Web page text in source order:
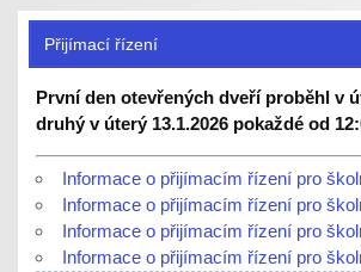
Přijímací řízení
První den otevřených dveří proběhl v
druhý v úterý 13.1.2026 pokaždé od
Informace o přijímacím řízení pro
Informace o přijímacím řízení pro
Informace o přijímacím řízení pro
Informace o přijímacím řízení pro